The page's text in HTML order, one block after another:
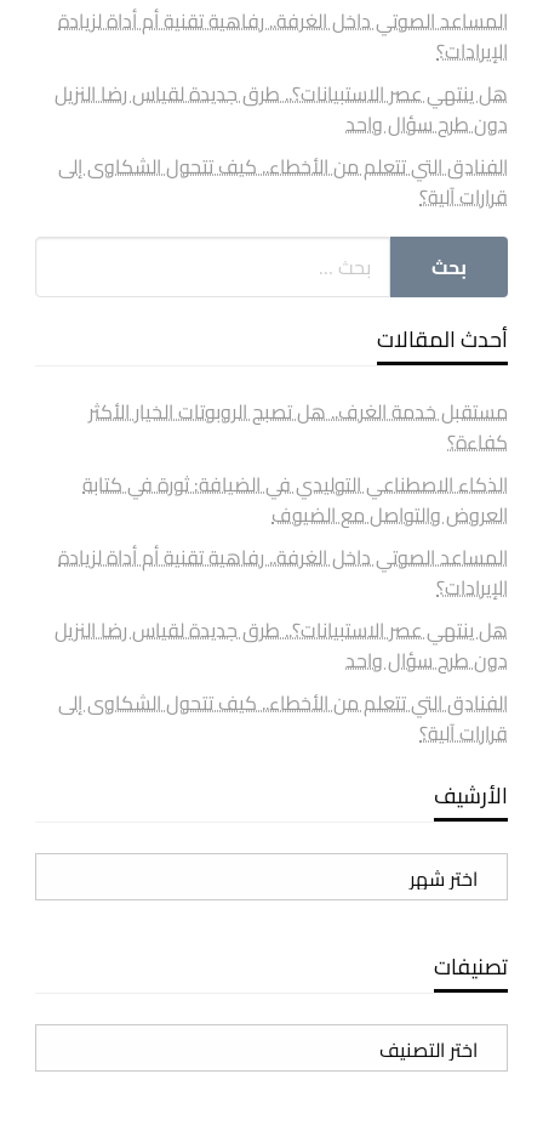
المساعد الصوتي داخل الغرفة.. رفاهية تقنية أم أداة لزيادة
الإيرادات؟
هل ينتهي عصر الاستبيانات؟.. طرق جديدة لقياس رضا النزيل
دون طرح سؤال واحد
الفنادق التي تتعلم من الأخطاء.. كيف تتحول الشكاوى إلى
قرارات آلية؟
أحدث المقالات
مستقبل خدمة الغرف.. هل تصبح الروبوتات الخيار الأكثر
كفاءة؟
الذكاء الاصطناعي التوليدي في الضيافة: ثورة في كتابة
العروض والتواصل مع الضيوف
المساعد الصوتي داخل الغرفة.. رفاهية تقنية أم أداة لزيادة
الإيرادات؟
هل ينتهي عصر الاستبيانات؟.. طرق جديدة لقياس رضا النزيل
دون طرح سؤال واحد
الفنادق التي تتعلم من الأخطاء.. كيف تتحول الشكاوى إلى
قرارات آلية؟
الأرشيف
الأرشيف
تصنيفات
تصنيفات